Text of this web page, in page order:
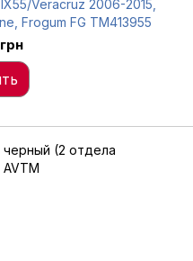
Veracruz 2006-2015,
Frogum FG TM413955